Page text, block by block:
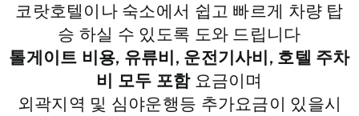
코랏호텔이나 숙소에서 쉽고 빠르게 차량 탑
승 하실 수 있도록 도와 드립니다
톨게이트 비용, 유류비, 운전기사비, 호텔 주차
비 모두 포함요금이며
외곽지역 및 심야운행등 추가요금이 있을시